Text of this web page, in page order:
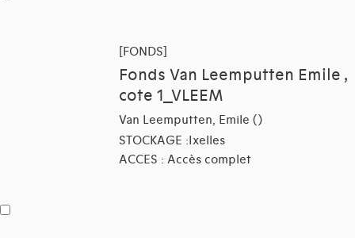
[FONDS]
Fonds Van Leemputten Emile ,
cote 1_VLEEM
Van Leemputten, Emile ()
STOCKAGE :Ixelles
ACCES : Accès complet